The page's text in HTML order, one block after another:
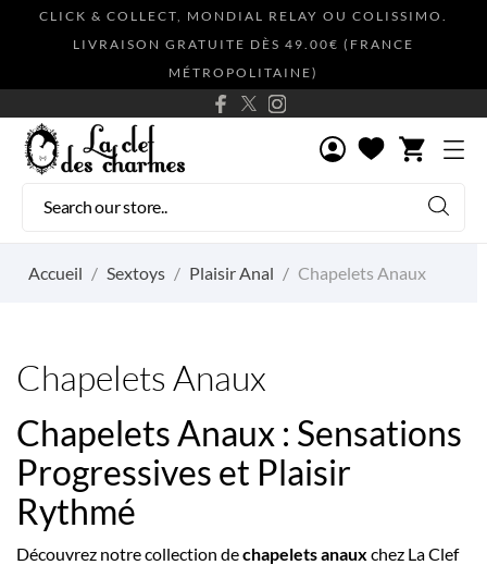
CLICK & COLLECT, MONDIAL RELAY OU COLISSIMO.
LIVRAISON GRATUITE DÈS 49.00€ (FRANCE
MÉTROPOLITAINE)
shopping_cart
Accueil Sextoys Plaisir Anal Chapelets Anaux
Chapelets Anaux
Chapelets Anaux : Sensations
Progressives et Plaisir
Rythmé
Découvrez notre collection dechapelets anaux chez La Clef